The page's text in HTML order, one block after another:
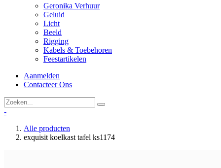
Geronika Verhuur
Geluid
Licht
Beeld
Rigging
Kabels & Toebehoren
Feestartikelen
Aanmelden
Contacteer Ons
-
Alle producten
exquisit koelkast tafel ks1174